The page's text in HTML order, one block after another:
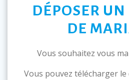
DÉPOSER
DE
Vous souhaitez vous
Vous pouvez télécharger